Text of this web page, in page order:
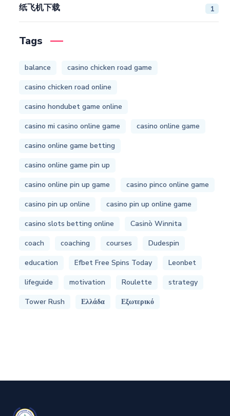
纸飞机下载 1
Tags
balance
casino chicken road game
casino chicken road online
casino hondubet game online
casino mi casino online game
casino online game
casino online game betting
casino online game pin up
casino online pin up game
casino pinco online game
casino pin up online
casino pin up online game
casino slots betting online
Casinò Winnita
coach
coaching courses
Dudespin
education
Efbet Free Spins Today
Leonbet
lifeguide
motivation Roulette
strategy
Tower Rush
Ελλάδα Εξωτερικό